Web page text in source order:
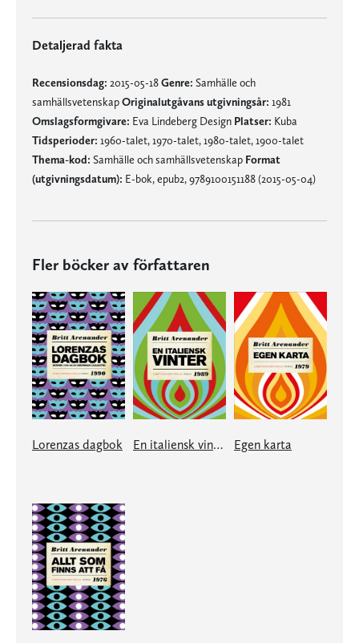
Detaljerad fakta
Recensionsdag: 2015-05-18Genre: Samhälle och
samhällsvetenskapOriginalutgåvans utgivningsår: 1981
Omslagsformgivare: Eva Lindeberg Design Platser: Kuba
Tidsperioder: 1960-talet, 1970-talet, 1980-talet, 1900-talet
Thema-kod: Samhälle och samhällsvetenskap Format
(utgivningsdatum): E-bok, epub2, 9789100151188 (2015-05-04)
Fler böcker av författaren
Lorenzas dagbok En italiensk vinter Egen karta